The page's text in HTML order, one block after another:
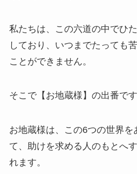
私たちは、この六道の中でひ
しており、いつまでたっても
ことができません。
そこで【お地蔵様】の出番です
お地蔵様は、この6つの世界を
て、助けを求める人のもとへ
れます。